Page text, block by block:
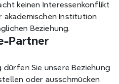
keinen Interessenkonflikt
akademischen Institution
Beziehung.
Partner
Sie unsere Beziehung
oder ausschmücken